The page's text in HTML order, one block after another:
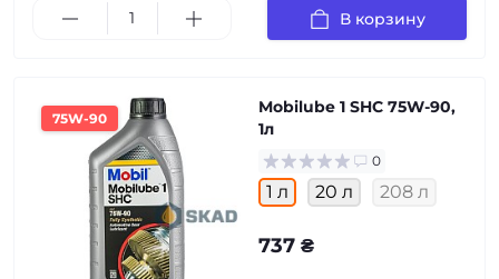
В корзину
75W-90
Mobilube 1 SHC 75W-90,
1л
0
1 л 20 л 208 л
737 ₴